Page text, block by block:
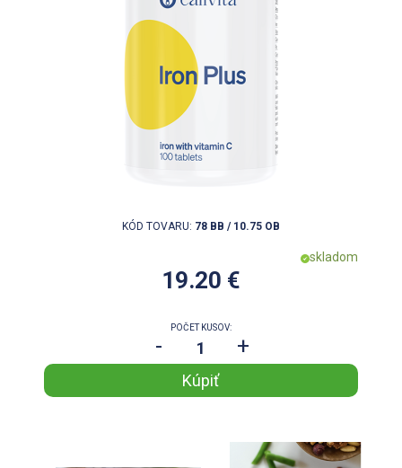
KÓD TOVARU: 78 BB / 10.75 OB
skladom
19.20 €
POČET KUSOV:
- +